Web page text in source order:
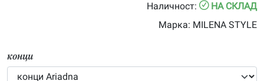
Наличност:
НА СКЛАД
Марка: MILENA STYLE
конци